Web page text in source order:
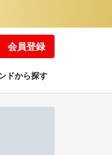
会員登録
ドから探す